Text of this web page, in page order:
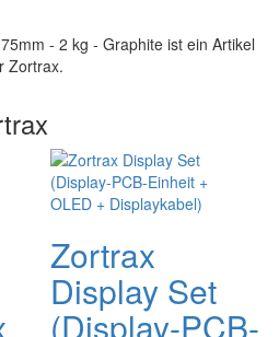
- 2 kg - Graphite ist ein Artikel
Zortrax.
Zortrax
Display Set
(Display-PCB-